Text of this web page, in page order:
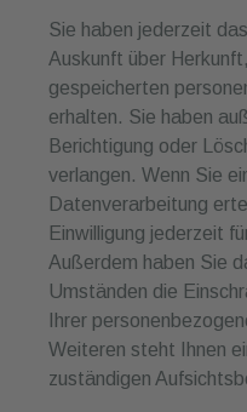
Sie haben jederzeit
Auskunft über
gespeicherten
erhalten. Sie haben
Berichtigung oder
verlangen. Wenn Sie
Datenverarbeitung
Einwilligung jederzeit
Außerdem haben Sie
Umständen die
Ihrer
Weiteren steht Ihnen
zuständigen